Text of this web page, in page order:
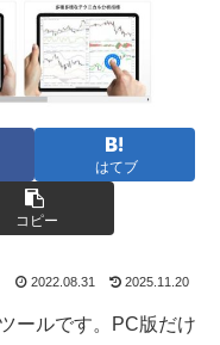
はてブ
コピー
2022.08.31 2025.11.20
ールです。 PC版だけ